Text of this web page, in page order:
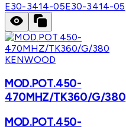
E30-3414-05E30-3414-05
KENWOOD
MOD.POT.450-
470MHZ/TK360/G/380
MOD.POT.450-